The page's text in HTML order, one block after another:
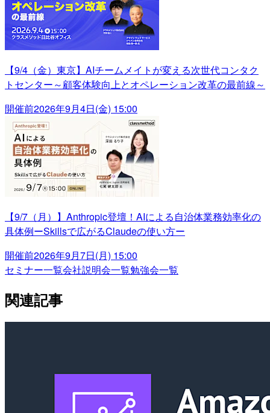
【9/4（金）東京】AIチームメイトが変える次世代コンタク
トセンター～顧客体験向上とオペレーション改革の最前線～
開催前2026年9月4日(金) 15:00
【9/7（月）】Anthropic登壇！AIによる自治体業務効率化の
具体例ーSkillsで広がるClaudeの使い方ー
開催前2026年9月7日(月) 15:00
セミナー一覧会社説明会一覧勉強会一覧
関連記事